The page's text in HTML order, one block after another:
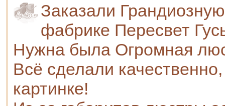
Заказали
фабрике Пересвет
Нужна была Огромная
Всё сделали
картинке!